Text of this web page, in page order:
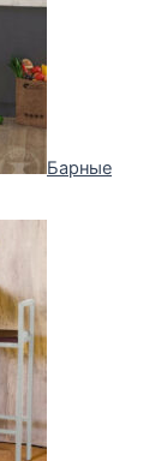
Барные